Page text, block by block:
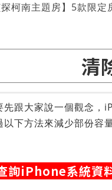
探柯南主題房】5款限
清
先跟大家說一個觀念，
以下方法來減少部份容
詢iPhone系統資